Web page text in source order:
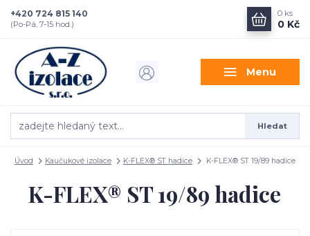
Menu
Hledat
+420 724 815 140
(Po-Pá, 7-15 hod.)
0 ks
0 Kč
Úvod Kaučukové izolace K-FLEX® ST hadice K-FLEX® ST 19/89 hadice
K-FLEX® ST 19/89 hadice